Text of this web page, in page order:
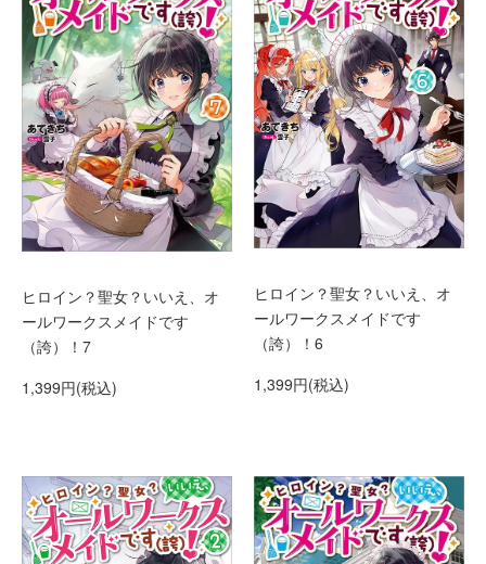
ヒロイン？聖女？いいえ、オ
ールワークスメイドです
（誇）！7
1,399円(税込)
ヒロイン？聖女？いいえ、オ
ールワークスメイドです
（誇）！6
1,399円(税込)